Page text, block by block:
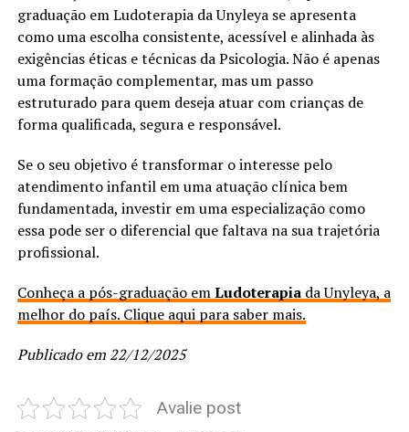
graduação em Ludoterapia da Unyleya se apresenta
como uma escolha consistente, acessível e alinhada às
exigências éticas e técnicas da Psicologia. Não é apenas
uma formação complementar, mas um passo
estruturado para quem deseja atuar com crianças de
forma qualificada, segura e responsável.
Se o seu objetivo é transformar o interesse pelo
atendimento infantil em uma atuação clínica bem
fundamentada, investir em uma especialização como
essa pode ser o diferencial que faltava na sua trajetória
profissional.
Conheça a pós-graduação emLudoterapiada Unyleya, a
melhor do país. Clique aqui para saber mais.
Publicado em 22/12/2025
Avalie post